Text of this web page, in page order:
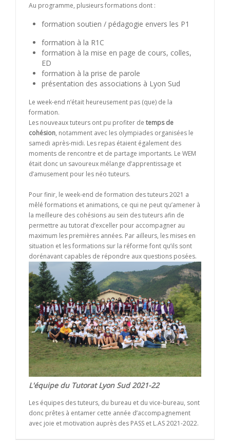
Au programme, plusieurs formations dont :
formation soutien / pédagogie envers les P1
formation à la R1C
formation à la mise en page de cours, colles,
ED
formation à la prise de parole
présentation des associations à Lyon Sud
Le week-end n’était heureusement pas (que) de la
formation.
Les nouveaux tuteurs ont pu profiter de temps de
cohésion, notamment avec les olympiades organisées le
samedi après-midi. Les repas étaient également des
moments de rencontre et de partage importants. Le WEM
était donc un savoureux mélange d’apprentissage et
d’amusement pour les néo tuteurs.
Pour finir, le week-end de formation des tuteurs 2021 a
mêlé formations et animations, ce qui ne peut qu’amener à
la meilleure des cohésions au sein des tuteurs afin de
permettre au tutorat d’exceller pour accompagner au
maximum les premières années. Par ailleurs, les mises en
situation et les formations sur la réforme font qu’ils sont
dorénavant capables de répondre aux questions posées.
L'équipe du Tutorat Lyon Sud 2021-22
Les équipes des tuteurs, du bureau et du vice-bureau, sont
donc prêtes à entamer cette année d’accompagnement
avec joie et motivation auprès des PASS et L.AS 2021-2022.